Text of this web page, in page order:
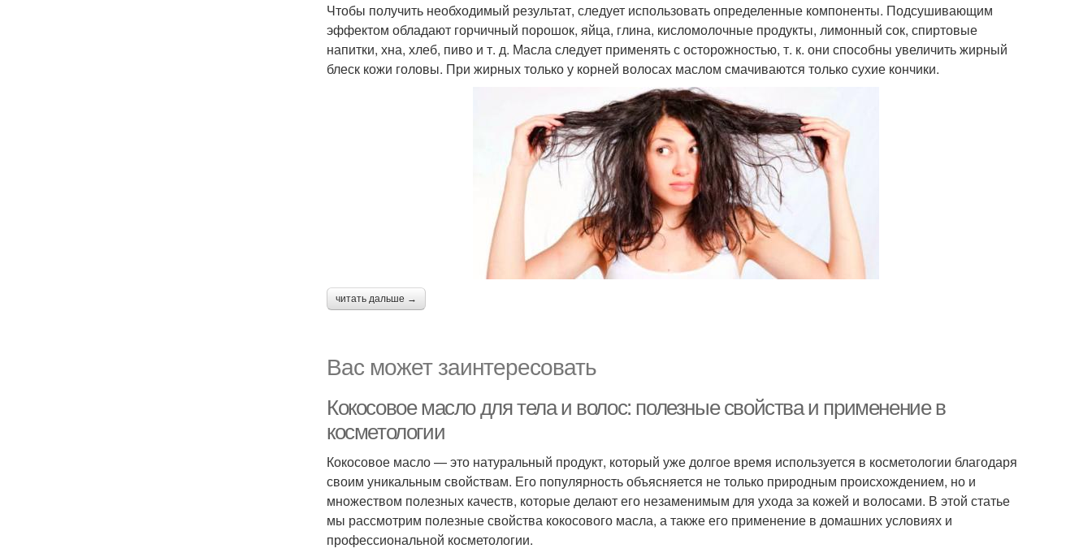
Чтобы получить необходимый результат, следует использовать определенные компоненты. Подсушивающим
эффектом обладают горчичный порошок, яйца, глина, кисломолочные продукты, лимонный сок, спиртовые
напитки, хна, хлеб, пиво и т. д. Масла следует применять с осторожностью, т. к. они способны увеличить жирный
блеск кожи головы. При жирных только у корней волосах маслом смачиваются только сухие кончики.
читать дальше →
Вас может заинтересовать
Кокосовое масло для тела и волос: полезные свойства и применение в
косметологии
Кокосовое масло — это натуральный продукт, который уже долгое время используется в косметологии благодаря
своим уникальным свойствам. Его популярность объясняется не только природным происхождением, но и
множеством полезных качеств, которые делают его незаменимым для ухода за кожей и волосами. В этой статье
мы рассмотрим полезные свойства кокосового масла, а также его применение в домашних условиях и
профессиональной косметологии.